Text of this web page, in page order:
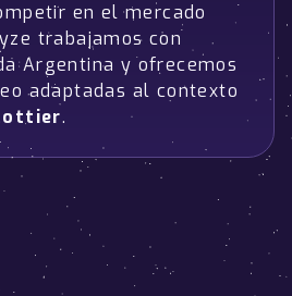
en el mercado
trabajamos con
Argentina y ofrecemos
adaptadas al contexto
.